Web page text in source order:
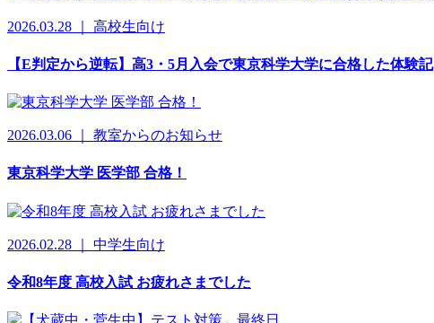
2026.03.28 ｜ 高校生向け
【E判定から逆転】高3・5月入会で東京科学大学に合格した体験記
2026.03.06 ｜ 教室からのお知らせ
東京科学大学 医学部 合格！
2026.02.28 ｜ 中学生向け
令和8年度 高校入試 お疲れさまでした